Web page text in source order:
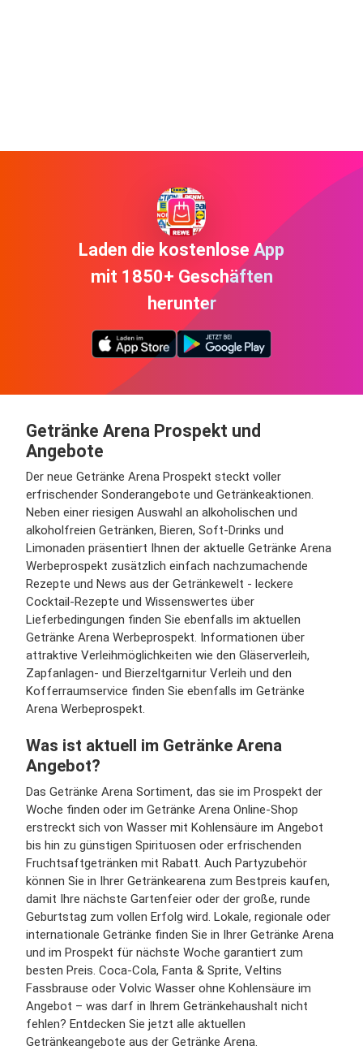
Laden die kostenlose App
mit 1850+ Geschäften
herunter
Getränke Arena Prospekt und
Angebote
Der neue Getränke Arena Prospekt steckt voller
erfrischender Sonderangebote und Getränkeaktionen.
Neben einer riesigen Auswahl an alkoholischen und
alkoholfreien Getränken, Bieren, Soft-Drinks und
Limonaden präsentiert Ihnen der aktuelle Getränke Arena
Werbeprospekt zusätzlich einfach nachzumachende
Rezepte und News aus der Getränkewelt - leckere
Cocktail-Rezepte und Wissenswertes über
Lieferbedingungen finden Sie ebenfalls im aktuellen
Getränke Arena Werbeprospekt. Informationen über
attraktive Verleihmöglichkeiten wie den Gläserverleih,
Zapfanlagen- und Bierzeltgarnitur Verleih und den
Kofferraumservice finden Sie ebenfalls im Getränke
Arena Werbeprospekt.
Was ist aktuell im Getränke Arena
Angebot?
Das Getränke Arena Sortiment, das sie im Prospekt der
Woche finden oder im Getränke Arena Online-Shop
erstreckt sich von Wasser mit Kohlensäure im Angebot
bis hin zu günstigen Spirituosen oder erfrischenden
Fruchtsaftgetränken mit Rabatt. Auch Partyzubehör
können Sie in Ihrer Getränkearena zum Bestpreis kaufen,
damit Ihre nächste Gartenfeier oder der große, runde
Geburtstag zum vollen Erfolg wird. Lokale, regionale oder
internationale Getränke finden Sie in Ihrer Getränke Arena
und im Prospekt für nächste Woche garantiert zum
besten Preis. Coca-Cola, Fanta & Sprite, Veltins
Fassbrause oder Volvic Wasser ohne Kohlensäure im
Angebot – was darf in Ihrem Getränkehaushalt nicht
fehlen? Entdecken Sie jetzt alle aktuellen
Getränkeangebote aus der Getränke Arena.